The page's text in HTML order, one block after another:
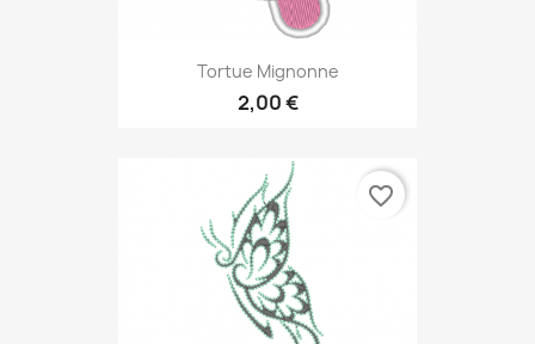
Tortue Mignonne
2,00 €
favorite_border